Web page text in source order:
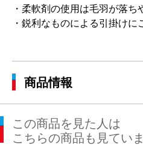
・柔軟剤の使用は毛羽が落ち
・鋭利なものによる引掛けに
商品情報
この商品を見た人は
こちらの商品も見てい